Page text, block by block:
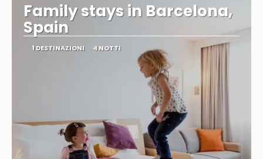
Family stays in Barcelona,
Spain
1 DESTINAZIONI 4 NOTTI